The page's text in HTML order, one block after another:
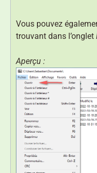
Vous pouvez
trouvant dans l’onglet
Aperçu :